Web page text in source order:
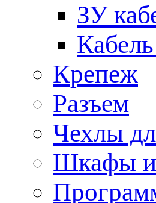
ЗУ
Крепеж
Разъем
Чехлы
Шкафы и